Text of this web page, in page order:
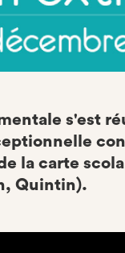
s'est
la carte
Quintin).